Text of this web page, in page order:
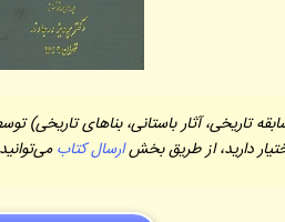
تاریخی، آثار باستانی، بناهای تاریخی)
دارید، از طریق بخشارسال کتاب